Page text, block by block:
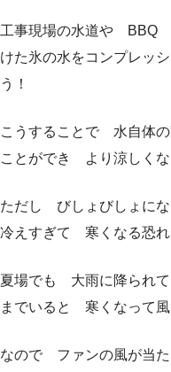
工事現場の水道や BBQ
けた氷の水をコンプレッ
う！
こうすることで 水自体
ことができ より涼しくな
ただし びしょびしょに
冷えすぎて 寒くなる恐れ
夏場でも 大雨に降られ
までいると 寒くなって
なので ファンの風が当